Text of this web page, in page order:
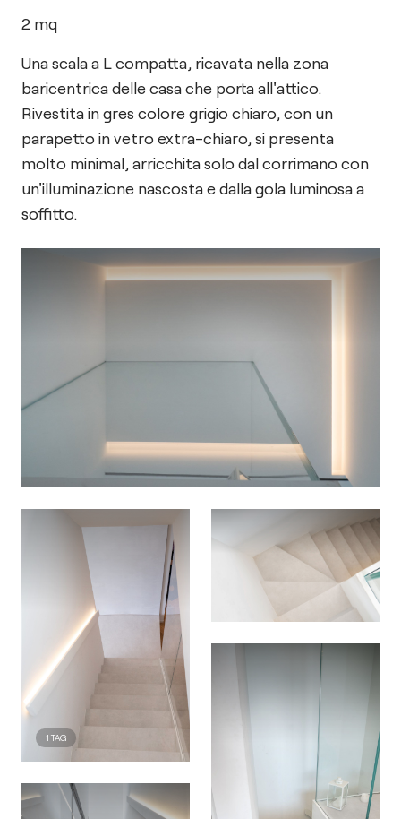
2 mq
Una scala a L compatta, ricavata nella zona
baricentrica delle casa che porta all'attico.
Rivestita in gres colore grigio chiaro, con un
parapetto in vetro extra-chiaro, si presenta
molto minimal, arricchita solo dal corrimano con
un'illuminazione nascosta e dalla gola luminosa a
soffitto.
1 TAG